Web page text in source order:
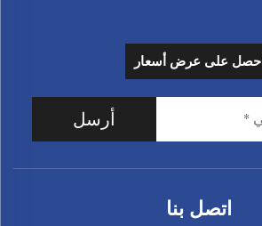
احصل على عرض أسعار
أرسل
اتصل بنا